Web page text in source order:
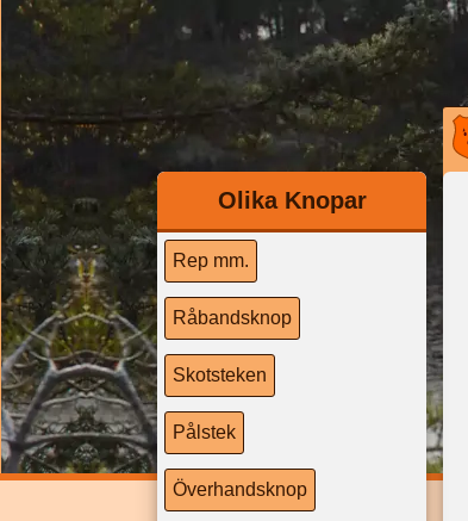
Olika Knopar
Rep mm.
Råbandsknop
Skotsteken
Pålstek
Överhandsknop